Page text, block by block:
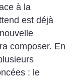
à la
est déjà
composer. En
: le